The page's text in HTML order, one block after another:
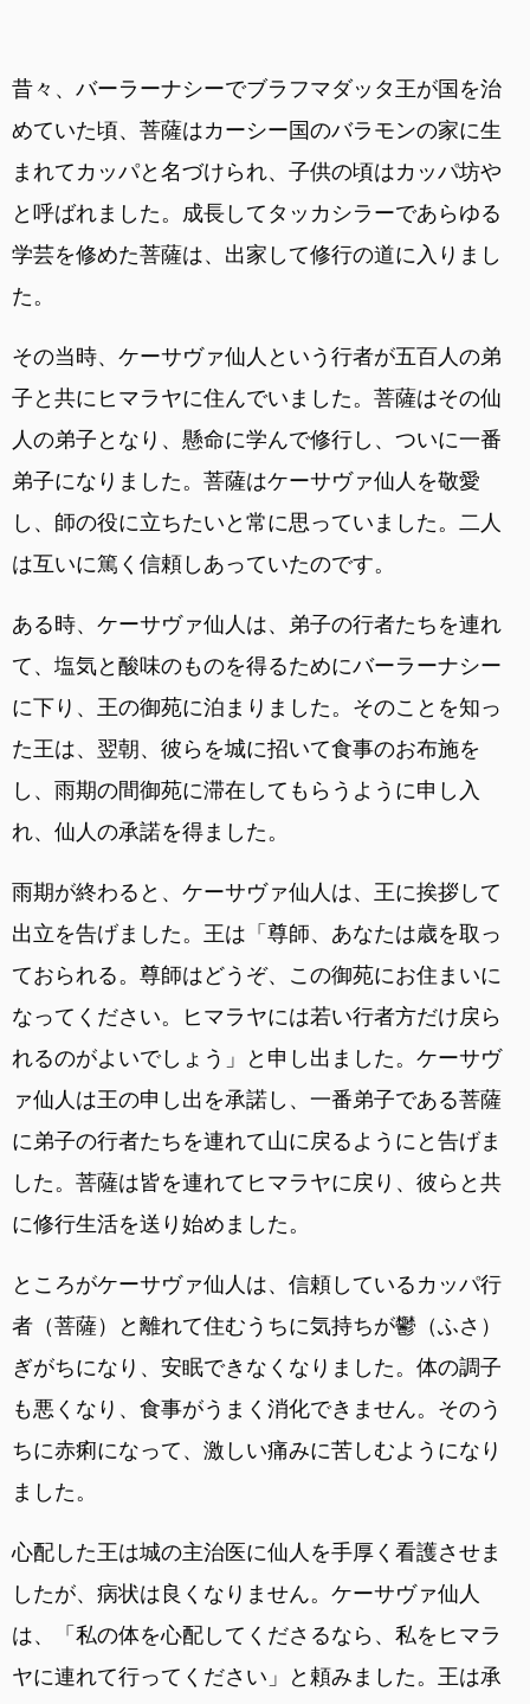
昔々、バーラーナシーでブラフマダッタ王が国を治
めていた頃、菩薩はカーシー国のバラモンの家に生
まれてカッパと名づけられ、子供の頃はカッパ坊や
と呼ばれました。成長してタッカシラーであらゆる
学芸を修めた菩薩は、出家して修行の道に入りまし
た。
その当時、ケーサヴァ仙人という行者が五百人の弟
子と共にヒマラヤに住んでいました。菩薩はその仙
人の弟子となり、懸命に学んで修行し、ついに一番
弟子になりました。菩薩はケーサヴァ仙人を敬愛
し、師の役に立ちたいと常に思っていました。二人
は互いに篤く信頼しあっていたのです。
ある時、ケーサヴァ仙人は、弟子の行者たちを連れ
て、塩気と酸味のものを得るためにバーラーナシー
に下り、王の御苑に泊まりました。そのことを知っ
た王は、翌朝、彼らを城に招いて食事のお布施を
し、雨期の間御苑に滞在してもらうように申し入
れ、仙人の承諾を得ました。
雨期が終わると、ケーサヴァ仙人は、王に挨拶して
出立を告げました。王は「尊師、あなたは歳を取っ
ておられる。尊師はどうぞ、この御苑にお住まいに
なってください。ヒマラヤには若い行者方だけ戻ら
れるのがよいでしょう」と申し出ました。ケーサヴ
ァ仙人は王の申し出を承諾し、一番弟子である菩薩
に弟子の行者たちを連れて山に戻るようにと告げま
した。菩薩は皆を連れてヒマラヤに戻り、彼らと共
に修行生活を送り始めました。
ところがケーサヴァ仙人は、信頼しているカッパ行
者（菩薩）と離れて住むうちに気持ちが鬱（ふさ）
ぎがちになり、安眠できなくなりました。体の調子
も悪くなり、食事がうまく消化できません。そのう
ちに赤痢になって、激しい痛みに苦しむようになり
ました。
心配した王は城の主治医に仙人を手厚く看護させま
したが、病状は良くなりません。ケーサヴァ仙人
は、「私の体を心配してくださるなら、私をヒマラ
ヤに連れて行ってください」と頼みました。王は承